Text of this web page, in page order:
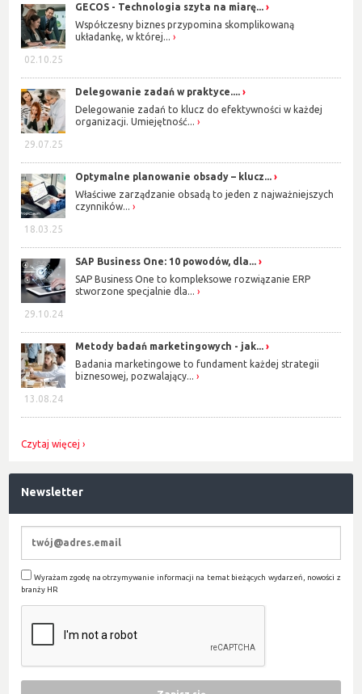
02.10.25
GECOS - Technologia szyta na miarę...
Współczesny biznes przypomina skomplikowaną
układankę, w której...
29.07.25
Delegowanie zadań w praktyce....
Delegowanie zadań to klucz do efektywności w każdej
organizacji. Umiejętność...
18.03.25
Optymalne planowanie obsady – klucz...
Właściwe zarządzanie obsadą to jeden z najważniejszych
czynników...
29.10.24
SAP Business One: 10 powodów, dla...
SAP Business One to kompleksowe rozwiązanie ERP
stworzone specjalnie dla...
13.08.24
Metody badań marketingowych - jak...
Badania marketingowe to fundament każdej strategii
biznesowej, pozwalający...
Czytaj więcej
Newsletter
Wyrażam zgodę na otrzymywanie informacji na temat bieżących wydarzeń, nowości z
branży HR